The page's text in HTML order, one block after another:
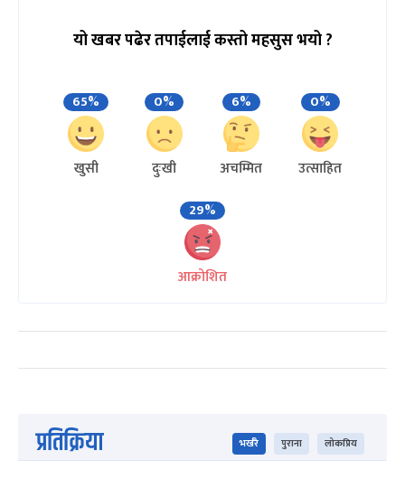
यो खबर पढेर तपाईलाई कस्तो महसुस भयो ?
65%
खुसी
0%
दुःखी
6%
अचम्मित
0%
उत्साहित
29%
आक्रोशित
प्रतिक्रिया भर्खरै पुराना लोकप्रिय